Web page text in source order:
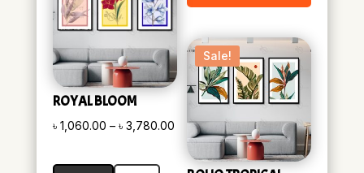
ROYAL BLOOM
৳ 1,060.00 – ৳ 3,780.00Price
range:
৳ 1,060.00
Sale!